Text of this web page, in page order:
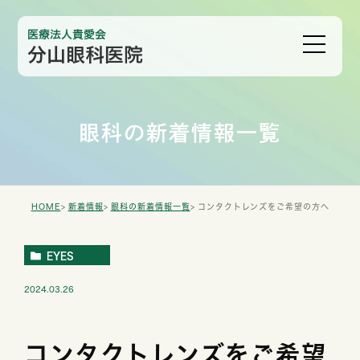
眼科の新着情報一覧
HOME 新着情報 眼科の新着情報一覧 コンタクトレンズをご希望の方へ
EYES
2024.03.26
コンタクトレンズをご希望